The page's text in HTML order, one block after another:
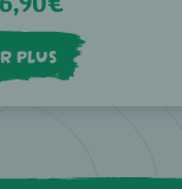
PLUS